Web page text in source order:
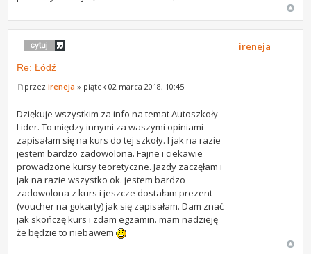
Re: Łódź
przezireneja » piątek 02 marca 2018, 10:45
Dziękuje wszystkim za info na temat Autoszkoły
Lider. To między innymi za waszymi opiniami
zapisałam się na kurs do tej szkoły. I jak na razie
jestem bardzo zadowolona. Fajne i ciekawie
prowadzone kursy teoretyczne. Jazdy zaczęłam i
jak na razie wszystko ok. jestem bardzo
zadowolona z kurs i jeszcze dostałam prezent
(voucher na gokarty) jak się zapisałam. Dam znać
jak skończę kurs i zdam egzamin. mam nadzieję
że będzie to niebawem
ireneja